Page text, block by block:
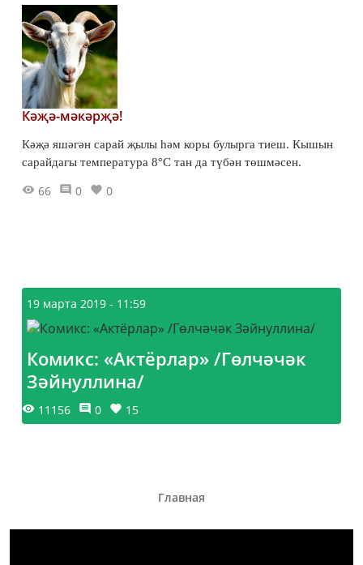
Кәҗә-мәкәрҗә!
Кәҗә яшәгән сарай җылы һәм коры булырга тиеш. Кышын
сарайдагы температура 8°С тан да түбән төшмәсен.
66 0 0
19 марта 2019 - 11:59
Комикс: «Актёрлар» /Гөлчәчәк
Зәйнуллина/
11156 0 15
Главная